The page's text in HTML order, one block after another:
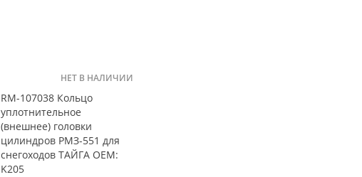
НЕТ В НАЛИЧИИ
RM-107038 Кольцо
уплотнительное
(внешнее) головки
цилиндров РМЗ-551 для
снегоходов ТАЙГА OEM:
K205